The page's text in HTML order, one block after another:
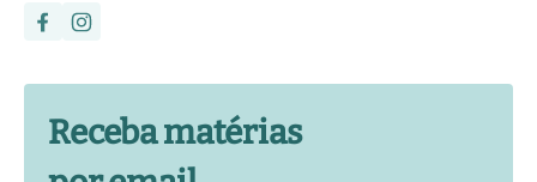
Receba matérias